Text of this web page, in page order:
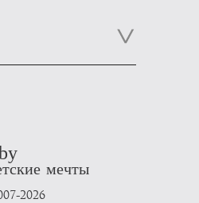
мечты
2026